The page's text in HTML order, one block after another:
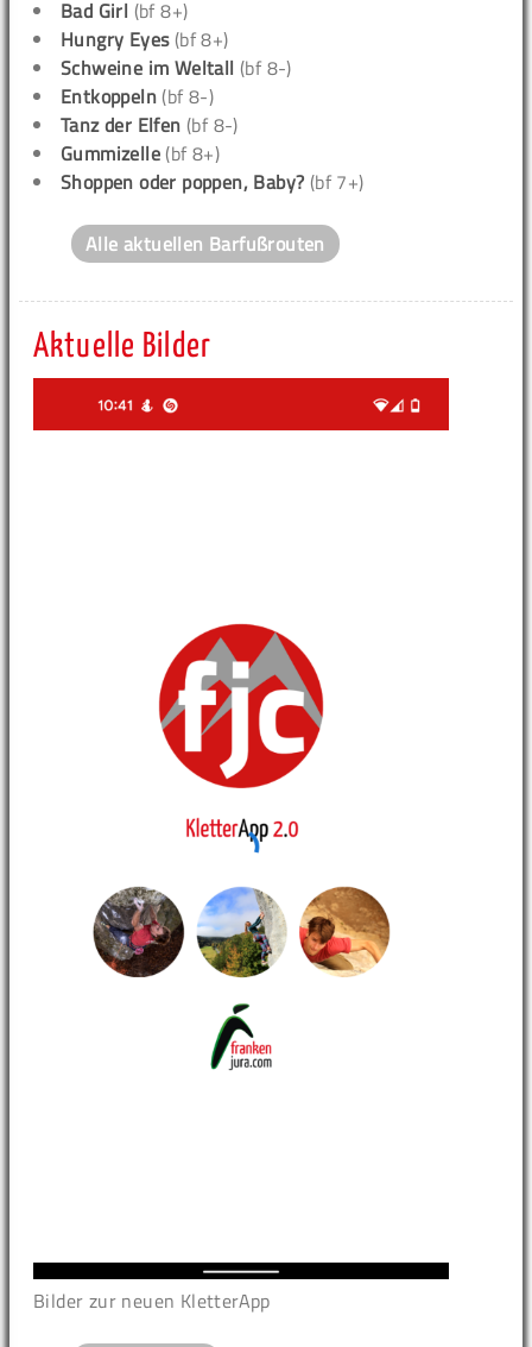
Bad Girl (bf 8+)
Hungry Eyes(bf 8+)
Schweine im Weltall (bf 8-)
Entkoppeln (bf 8-)
Tanz der Elfen (bf 8-)
Gummizelle (bf 8+)
Shoppen oder poppen, Baby? (bf 7+)
Alle aktuellen Barfußrouten
Aktuelle Bilder
Bilder zur neuen KletterApp